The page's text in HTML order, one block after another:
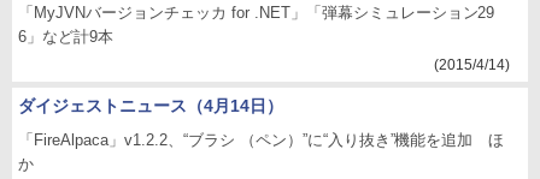
「MyJVNバージョンチェッカ for .NET」「弾幕シミュレーション29
6」など計9本
(2015/4/14)
ダイジェストニュース（4月14日）
「FireAlpaca」v1.2.2、“ブラシ （ペン）”に“入り抜き”機能を追加 ほ
か